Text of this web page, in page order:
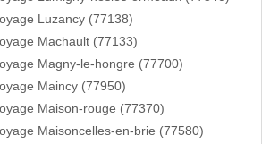
Luzancy (77138)
Machault (77133)
Magny-le-hongre (77700)
Maincy (77950)
Maison-rouge (77370)
Maisoncelles-en-brie (77580)